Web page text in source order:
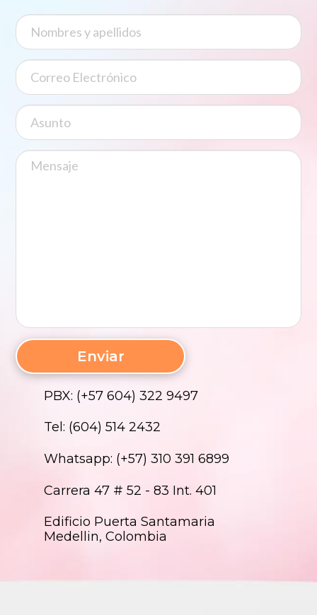
PBX: (+57 604) 322 9497
Tel: (604) 514 2432
Whatsapp: (+57) 310 391 6899
Carrera 47 # 52 - 83 Int. 401
Edificio Puerta Santamaria
Medellin, Colombia